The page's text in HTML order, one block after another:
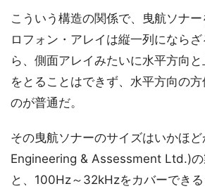
こういう構造の関係で、曳航ソナ
ロフォン・アレイは縦一列になら
ら、側面アレイみたいに水平方向
をとることはできず、水平方向の
のが普通だ。
その曳航ソナーのサイズはいかほ
Engineering & Assessment Ltd.)の
と、100Hz～32kHzをカバーでき